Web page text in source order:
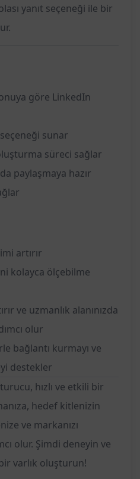
yanıt seçeneği ile bir
göre LinkedIn
seçeneği sunar
süreci sağlar
paylaşmaya hazır
artırır
kolayca ölçebilme
ve uzmanlık alanınızda
olur
bağlantı kurmayı ve
destekler
hızlı ve etkili bir
hedef kitlenizin
ve markanızı
olur. Şimdi deneyin ve
varlık oluşturun!